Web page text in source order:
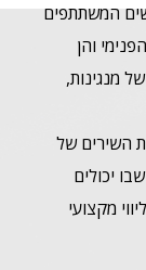
המשתתפים
והן
מנגינות,
השירים של
יכולים
מקצועי